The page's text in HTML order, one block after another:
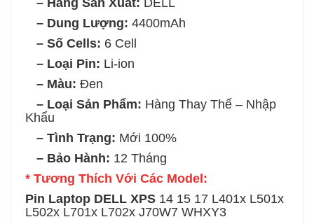
– Dung Lượng: 4400mAh
– Số Cells: 6 Cell
– Loại Pin: Li-ion
– Màu: Đen
– Loại Sản Phẩm: Hàng Thay Thế – Nhập
Khẩu
– Tình Trạng: Mới 100%
– Bảo Hành: 12 Tháng
* Tương Thích Với Các Model:
Pin Laptop DELL XPS 14 15 17 L401x L501x
L502x L701x L702x J70W7 WHXY3